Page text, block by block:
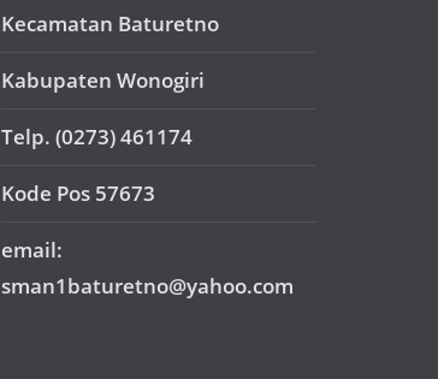
Kecamatan Baturetno
Kabupaten Wonogiri
Telp. (0273) 461174
Kode Pos 57673
email:
sman1baturetno@yahoo.com